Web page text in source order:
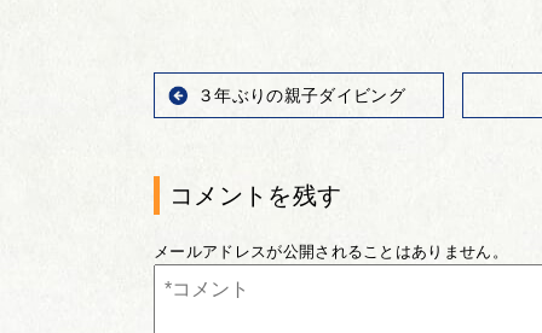
３年ぶりの親子ダイビング
コメントを残す
メールアドレスが公開されることはありません。